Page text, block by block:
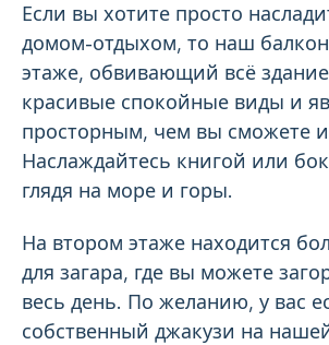
Если вы хотите просто
домом-отдыхом, то наш
этаже, обвивающий всё
красивые спокойные виды и
просторным, чем вы сможете
Наслаждайтесь книгой или
глядя на море и горы.
На втором этаже находится
для загара, где вы можете
весь день. По желанию, у вас
собственный джакузи на